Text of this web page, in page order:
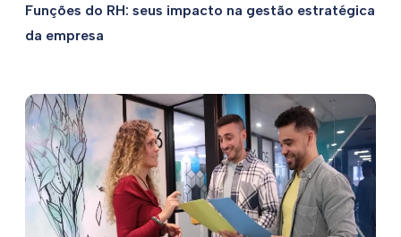
Funções do RH: seus impacto na gestão estratégica
da empresa